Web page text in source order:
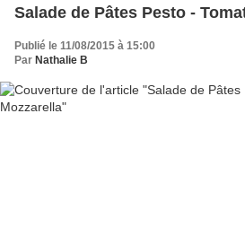
Salade de Pâtes Pesto -
Publié le 11/08/2015 à 15:00
Par Nathalie B